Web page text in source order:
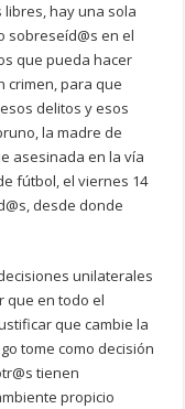
libres, hay una sola
sobreseíd@s en el
que pueda hacer
crimen, para que
delitos y esos
la madre de
asesinada en la vía
fútbol, el viernes 14
desde donde
unilaterales
que en todo el
que cambie la
tome como decisión
tienen
propicio